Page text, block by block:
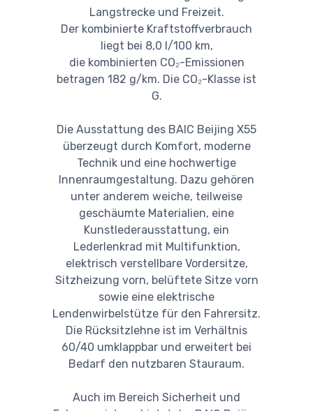
Langstrecke und Freizeit.
Der kombinierte Kraftstoffverbrauch
liegt bei 8,0 l/100 km,
die kombinierten CO₂-Emissionen
betragen 182 g/km. Die CO₂-Klasse ist
G.
Die Ausstattung des BAIC Beijing X55
überzeugt durch Komfort, moderne
Technik und eine hochwertige
Innenraumgestaltung. Dazu gehören
unter anderem weiche, teilweise
geschäumte Materialien, eine
Kunstlederausstattung, ein
Lederlenkrad mit Multifunktion,
elektrisch verstellbare Vordersitze,
Sitzheizung vorn, belüftete Sitze vorn
sowie eine elektrische
Lendenwirbelstütze für den Fahrersitz.
Die Rücksitzlehne ist im Verhältnis
60/40 umklappbar und erweitert bei
Bedarf den nutzbaren Stauraum.
Auch im Bereich Sicherheit und